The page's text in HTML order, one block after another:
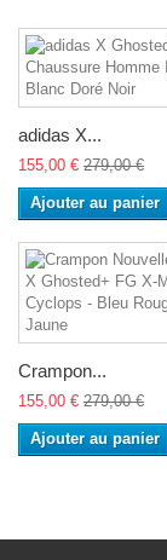
adidas X...
155,00 € 279,00 €
Ajouter au panier
Crampon...
155,00 € 279,00 €
Ajouter au panier